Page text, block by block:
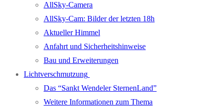
AllSky-Camera
AllSky-Cam: Bilder der letzten 18h
Aktueller Himmel
Anfahrt und Sicherheitshinweise
Bau und Erweiterungen
Lichtverschmutzung
Das “Sankt Wendeler SternenLand”
Weitere Informationen zum Thema